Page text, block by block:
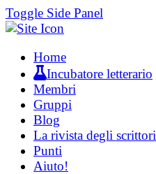
Toggle Side Panel
Home
Incubatore letterario
Membri
Gruppi
Blog
La rivista degli scrittori
Punti
Aiuto!